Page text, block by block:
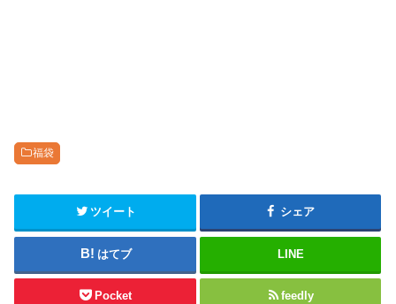
福袋
ツイート シェア
はてブ LINE
Pocket feedly